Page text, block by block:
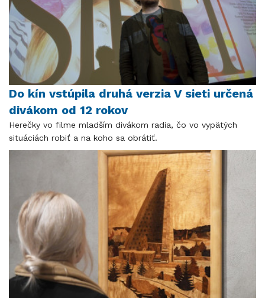
Do kín vstúpila druhá verzia V sieti určená
divákom od 12 rokov
Herečky vo filme mladším divákom radia, čo vo vypätých
situáciách robiť a na koho sa obrátiť.